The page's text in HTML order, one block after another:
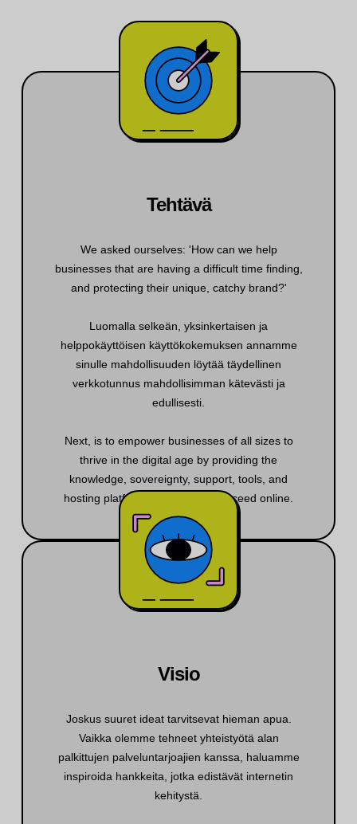
Tehtävä
We asked ourselves: 'How can we help
businesses that are having a difficult time finding,
and protecting their unique, catchy brand?'
Luomalla selkeän, yksinkertaisen ja
helppokäyttöisen käyttökokemuksen annamme
sinulle mahdollisuuden löytää täydellinen
verkkotunnus mahdollisimman kätevästi ja
edullisesti.
Next, is to empower businesses of all sizes to
thrive in the digital age by providing the
knowledge, sovereignty, support, tools, and
hosting platform they need to succeed online.
Visio
Joskus suuret ideat tarvitsevat hieman apua.
Vaikka olemme tehneet yhteistyötä alan
palkittujen palveluntarjoajien kanssa, haluamme
inspiroida hankkeita, jotka edistävät internetin
kehitystä.